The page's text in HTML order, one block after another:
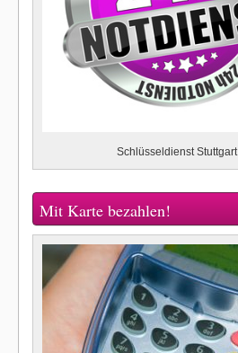
Schlüsseldienst Stuttgart
Mit Karte bezahlen!